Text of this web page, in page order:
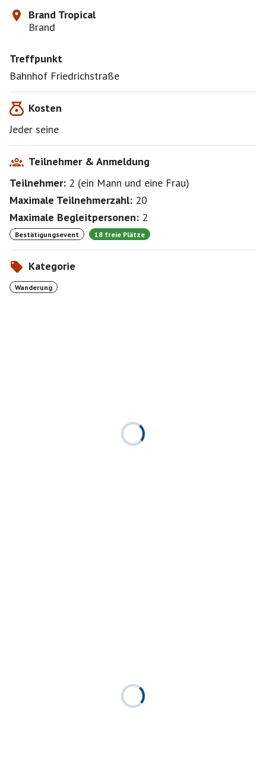
Brand Tropical
Brand
Treffpunkt
Bahnhof Friedrichstraße
Kosten
Jeder seine
Teilnehmer & Anmeldung
Teilnehmer: 2 (ein Mann und eine Frau)
Maximale Teilnehmerzahl: 20
Maximale Begleitpersonen: 2
Bestätigungsevent 18 freie Plätze
Kategorie
Wanderung